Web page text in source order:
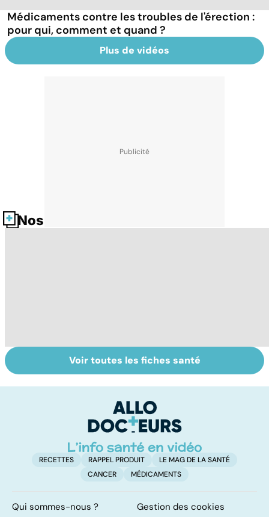
Médicaments contre les troubles de l'érection :
pour qui, comment et quand ?
Plus de vidéos
Nos fiches santé
Troubles anxieux,
une anxiété
Un rhume, ça se
soigne ?
Voir toutes les fiches santé
RECETTES RAPPEL PRODUIT
LE MAG DE LA SANTÉ
CANCER
MÉDICAMENTS
Qui sommes-nous ?
Gestion des cookies